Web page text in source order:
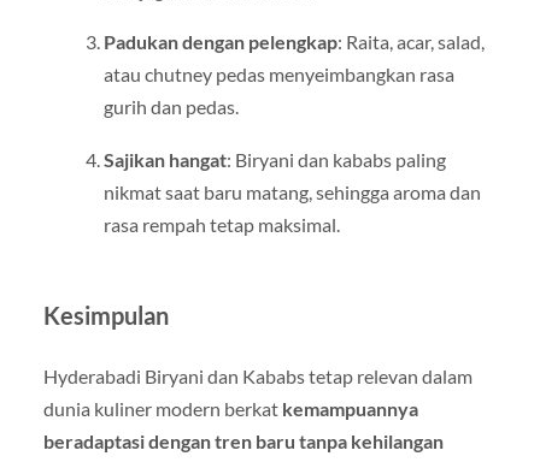
Padukan dengan pelengkap: Raita, acar, salad,
atau chutney pedas menyeimbangkan rasa
gurih dan pedas.
Sajikan hangat: Biryani dan kababs paling
nikmat saat baru matang, sehingga aroma dan
rasa rempah tetap maksimal.
Kesimpulan
Hyderabadi Biryani dan Kababs tetap relevan dalam
dunia kuliner modern berkat kemampuannya
beradaptasi dengan tren baru tanpa kehilangan